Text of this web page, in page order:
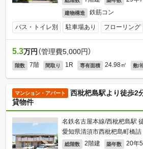
建物構造 鉄筋コン
バス・トイレ別 駐車場あり フローリング
5.3万円 （管理費5,000円）
階数 7階 間取り 1R 専有面積 24.98㎡ 敷/
マンション・アパート
西枇杷島駅より徒歩2
貸物件
名鉄名古屋本線/西枇杷島駅
愛知県清須市西枇杷島町橋詰
総階数 2階建 築年数 20年